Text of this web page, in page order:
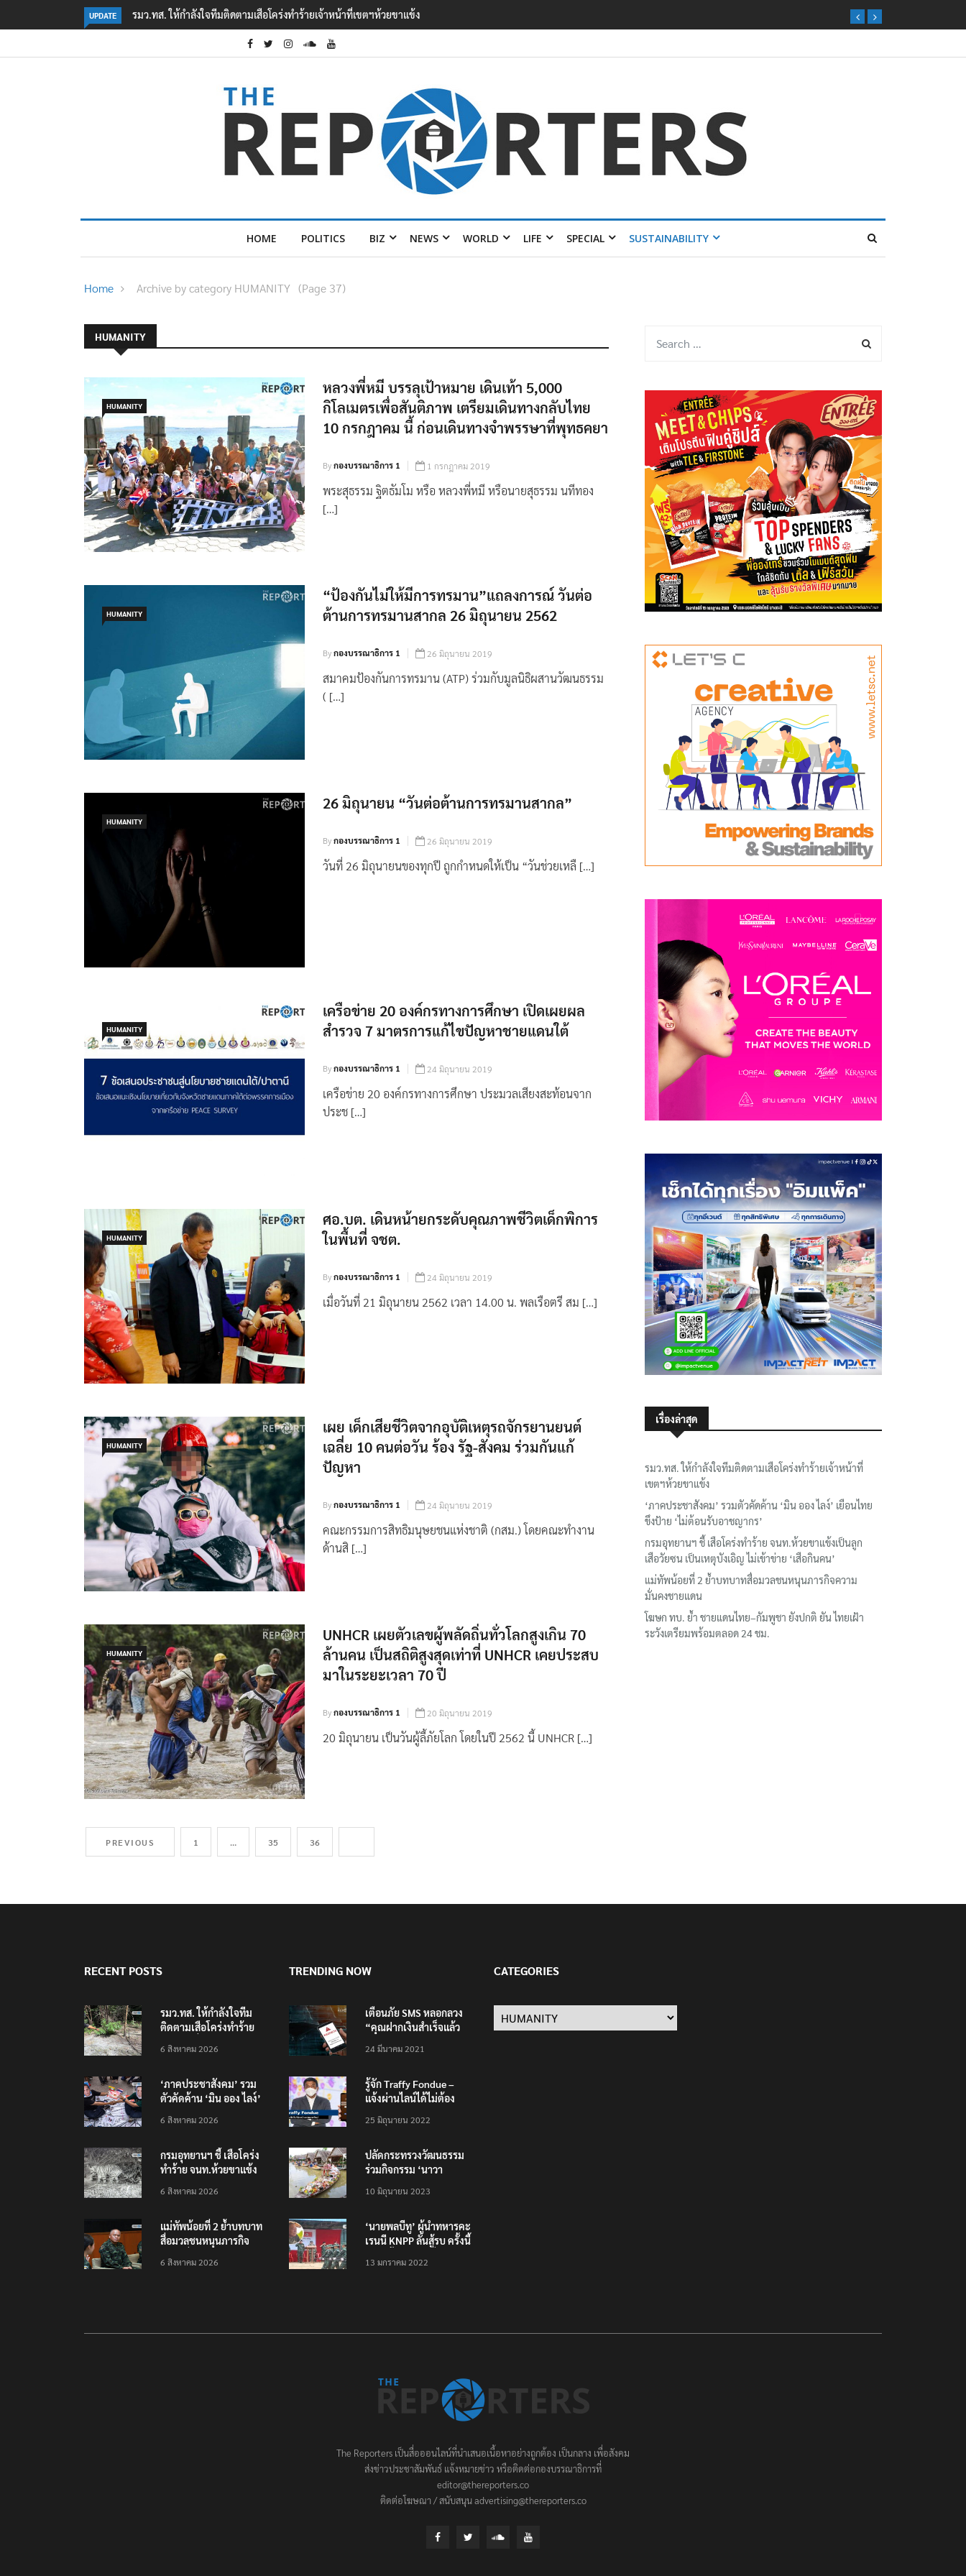
UPDATE
โคร่งทำร้ายเจ้าหน้าที่เขตฯห้วยขาแข้ง‘ภาคประชาสังคม’ รวมตัวคัดค้าน ‘มิน ออง ไลง์’ เยือนไทย ขึงป้าย ‘ไม่
ต้อนรับอาชญากร’
HOME POLITICS BIZ NEWS WORLD LIFE SPECIAL SUSTAINABILITY
Home Archive by category HUMANITY (Page 37)
HUMANITY
HUMANITY
หลวงพี่หมี บรรลุเป้าหมาย เดินเท้า 5,000
กิโลเมตรเพื่อสันติภาพ เตรียมเดินทางกลับไทย
10 กรกฎาคม นี้ ก่อนเดินทางจำพรรษาที่พุทธคยา
Byกองบรรณาธิการ 1 1 กรกฎาคม 2019
พระสุธรรม ฐิตธัมโม หรือ หลวงพี่หมี หรือนายสุธรรม นทีทอง
[…]
HUMANITY
“ป้องกันไม่ให้มีการทรมาน”แถลงการณ์ วันต่อ
ต้านการทรมานสากล 26 มิถุนายน 2562
Byกองบรรณาธิการ 1 26 มิถุนายน 2019
สมาคมป้องกันการทรมาน (ATP) ร่วมกับมูลนิธิผสานวัฒนธรรม
( […]
HUMANITY
26 มิถุนายน “วันต่อต้านการทรมานสากล”
Byกองบรรณาธิการ 1 26 มิถุนายน 2019
วันที่ 26 มิถุนายนของทุกปี ถูกกำหนดให้เป็น “วันช่วยเหลื […]
HUMANITY
เครือข่าย 20 องค์กรทางการศึกษา เปิดเผยผล
สำรวจ 7 มาตรการแก้ไขปัญหาชายแดนใต้
Byกองบรรณาธิการ 1 24 มิถุนายน 2019
เครือข่าย 20 องค์กรทางการศึกษา ประมวลเสียงสะท้อนจาก
ประช […]
HUMANITY
ศอ.บต. เดินหน้ายกระดับคุณภาพชีวิตเด็กพิการ
ในพื้นที่ จชต.
Byกองบรรณาธิการ 1 24 มิถุนายน 2019
เมื่อวันที่ 21 มิถุนายน 2562 เวลา 14.00 น. พลเรือตรี สม […]
HUMANITY
เผย เด็กเสียชีวิตจากอุบัติเหตุรถจักรยานยนต์
เฉลี่ย 10 คนต่อวัน ร้อง รัฐ-สังคม ร่วมกันแก้
ปัญหา
Byกองบรรณาธิการ 1 24 มิถุนายน 2019
คณะกรรมการสิทธิมนุษยชนแห่งชาติ (กสม.) โดยคณะทำงาน
ด้านสิ […]
HUMANITY
UNHCR เผยตัวเลขผู้พลัดถิ่นทั่วโลกสูงเกิน 70
ล้านคน เป็นสถิติสูงสุดเท่าที่ UNHCR เคยประสบ
มาในระยะเวลา 70 ปี
Byกองบรรณาธิการ 1 20 มิถุนายน 2019
20 มิถุนายน เป็นวันผู้ลี้ภัยโลก โดยในปี 2562 นี้ UNHCR […]
PREVIOUS 1 … 35 36
เรื่องล่าสุด
รมว.ทส. ให้กำลังใจทีมติดตามเสือโคร่งทำร้ายเจ้าหน้าที่
เขตฯห้วยขาแข้ง
‘ภาคประชาสังคม’ รวมตัวคัดค้าน ‘มิน ออง ไลง์’ เยือนไทย
ขึงป้าย ‘ไม่ต้อนรับอาชญากร’
กรมอุทยานฯ ชี้ เสือโคร่งทำร้าย จนท.ห้วยขาแข้งเป็นลูก
เสือวัยซน เป็นเหตุบังเอิญ ไม่เข้าข่าย ‘เสือกินคน’
แม่ทัพน้อยที่ 2 ย้ำบทบาทสื่อมวลชนหนุนภารกิจความ
มั่นคงชายแดน
โฆษก ทบ. ย้ำ ชายแดนไทย–กัมพูชา ยังปกติ ยัน ไทยเฝ้า
ระวังเตรียมพร้อมตลอด 24 ชม.
RECENT POSTS
รมว.ทส. ให้กำลังใจทีม
ติดตามเสือโคร่งทำร้าย
6 สิงหาคม 2026
‘ภาคประชาสังคม’ รวม
ตัวคัดค้าน ‘มิน ออง ไลง์’
ต้อนรับอาชญากร’
6 สิงหาคม 2026
กรมอุทยานฯ ชี้ เสือโคร่ง
ทำร้าย จนท.ห้วยขาแข้ง
บังเอิญ ไม่เข้าข่าย ‘เสือ
6 สิงหาคม 2026
แม่ทัพน้อยที่ 2 ย้ำบทบาท
สื่อมวลชนหนุนภารกิจ
6 สิงหาคม 2026
TRENDING NOW
เตือนภัย SMS หลอกลวง
“คุณฝากเงินสำเร็จแล้ว
200,000 บาท”
24 มีนาคม 2021
รู้จัก Traffy Fondue –
แจ้งผ่านไลน์ได้ไม่ต้อง
ทั่วไทย ไม่ใช่แค่ในกรุง
25 มิถุนายน 2022
ปลัดกระทรวงวัฒนธรรม
ร่วมกิจกรรม ‘นาวา
ตักบาตรทางน้ำ
10 มิถุนายน 2023
‘นายพลบีทู’ ผู้นำทหารคะ
เรนนี KNPP ลั่นสู้รบ ครั้งนี้
ประชาชนต้องชนะ
13 มกราคม 2022
CATEGORIES
Categories
The Reporters เป็นสื่อออนไลน์ที่นำเสนอเนื้อหาอย่างถูกต้อง เป็นกลาง เพื่อสังคม
ส่งข่าวประชาสัมพันธ์ แจ้งหมายข่าว หรือติดต่อกองบรรณาธิการที่
editor@thereporters.co
ติดต่อโฆษณา / สนับสนุน advertising@thereporters.co